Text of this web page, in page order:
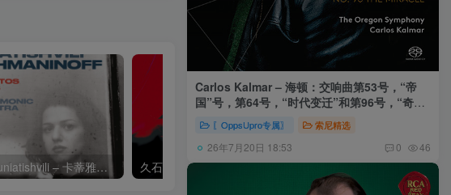
Khatia Buniatishvili – 卡蒂雅拉赫玛尼诺夫：第二、三钢琴协奏曲 久石让,Music Future Band – 久石让指挥极简音乐 – 音乐未来 VI (2.8MHz DSD)
Carlos Kalmar – 海顿：交响曲第53号，“帝
国”号，第64号，“时代变迁”和第96号，“奇迹”
号 (俄勒冈交响乐团，卡尔玛)
〖OppsUpro专属〗 索尼精选
26年7月20日 18:53 0 46